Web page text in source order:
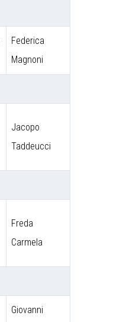
Federica
Magnoni
Jacopo
Taddeucci
Freda
Carmela
Giovanni